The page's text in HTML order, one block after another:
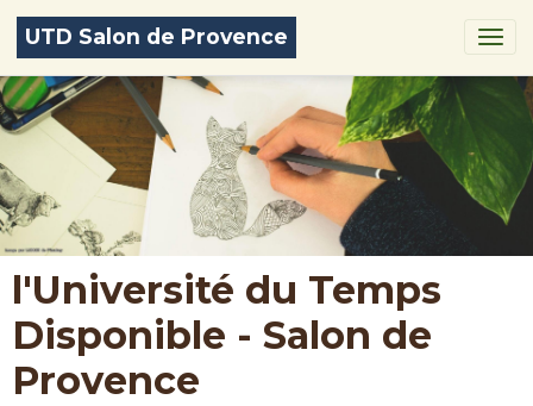
UTD Salon de Provence
l'Université du Temps
Disponible - Salon de
Provence